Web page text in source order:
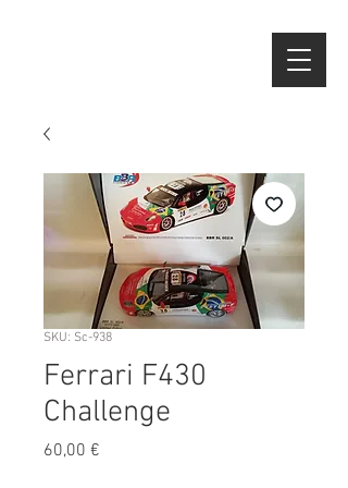
SKU: Sc-938
Ferrari F430
Challenge
60,00 €